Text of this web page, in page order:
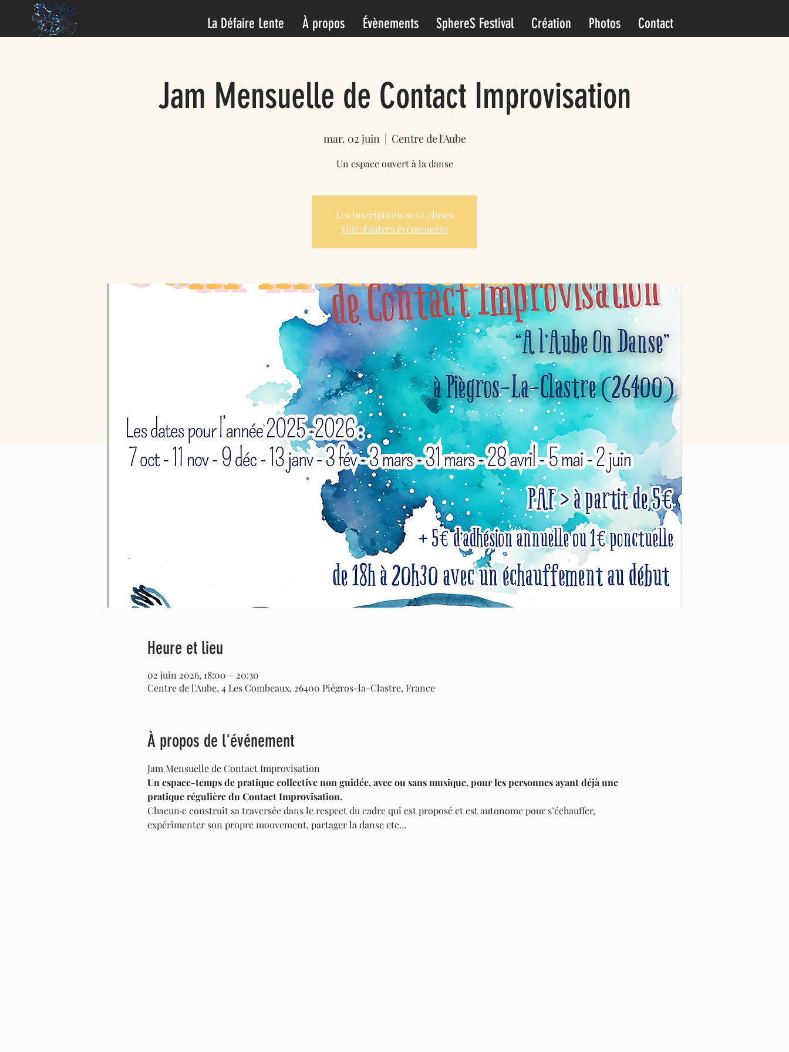
La Défaire Lente À propos Évènements SphereS Festival Création Photos Contact
Jam Mensuelle de Contact Improvisation
mar. 02 juin
  |
Centre de l'Aube
Un espace ouvert à la danse
Les inscriptions sont closes
Voir d'autres événements
Heure et lieu
02 juin 2026, 18:00 – 20:30
Centre de l'Aube, 4 Les Combeaux, 26400 Piégros-la-Clastre, France
À propos de l'événement
Jam Mensuelle de Contact Improvisation
Un espace-temps de pratique collective non guidée, avec ou sans musique, pour les personnes ayant déjà une
pratique régulière du Contact Improvisation.
Chacun·e construit sa traversée dans le respect du cadre qui est proposé et est autonome pour s’échauffer,
expérimenter son propre mouvement, partager la danse etc…